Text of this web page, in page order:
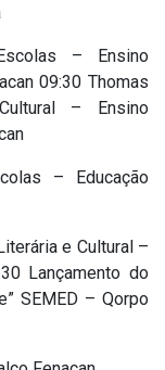
– Ensino
09:30 Thomas
– Ensino
– Educação
e Cultural –
Lançamento do
SEMED – Qorpo